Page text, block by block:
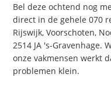
Bel deze ochtend nog
direct in de gehele 070
Rijswijk, Voorschoten,
2514 JA 's-Gravenhage.
onze vakmensen werkt
problemen klein.